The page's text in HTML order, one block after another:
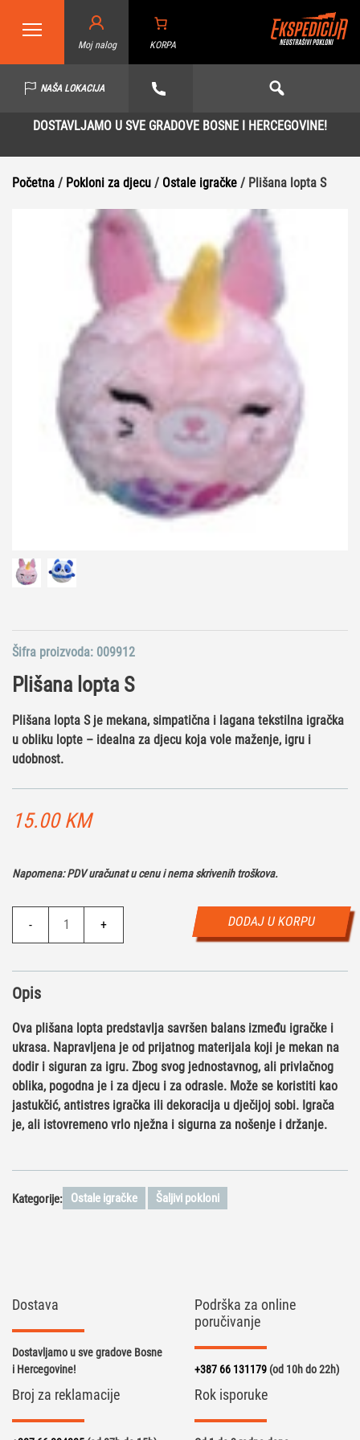
Moj nalog KORPA
NAŠA LOKACIJA
DOSTAVLJAMO U SVE GRADOVE BOSNE I HERCEGOVINE!
Početna / Pokloni za djecu / Ostale igračke / Plišana lopta S
Plišana lopta S
Plišana lopta S je mekana, simpatična i lagana tekstilna igračka
u obliku lopte – idealna za djecu koja vole maženje, igru i
udobnost.
15.00 KM
Napomena: PDV uračunat u cenu i nema skrivenih troškova.
-
količina
+ DODAJ U KORPU
Šifra proizvoda: 009912
Opis
Ova plišana lopta predstavlja savršen balans između igračke i
ukrasa. Napravljena je od prijatnog materijala koji je mekan na
dodir i siguran za igru. Zbog svog jednostavnog, ali privlačnog
oblika, pogodna je i za djecu i za odrasle. Može se koristiti kao
jastukčić, antistres igračka ili dekoracija u dječijoj sobi. Igrača
je, ali istovremeno vrlo nježna i sigurna za nošenje i držanje.
Kategorije: Ostale igračke Šaljivi pokloni
Dostava
Dostavljamo u sve gradove Bosne
i Hercegovine!
Podrška za online
poručivanje
+387 66 131179 (od 10h do 22h)
Broj za reklamacije Rok isporuke